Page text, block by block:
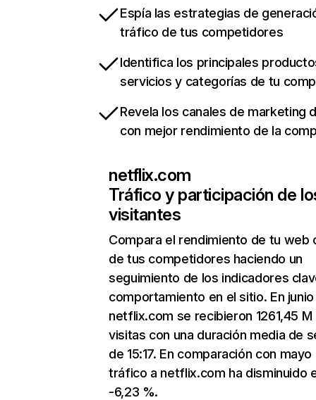
Espía las estrategias de
tráfico de tus competidores
Identifica los principales
servicios y categorías de tu
Revela los canales de marketing
con mejor rendimiento de la
netflix.com
Tráfico y participación de
visitantes
Compara el rendimiento de tu web
de tus competidores haciendo un
seguimiento de los indicadores
comportamiento en el sitio. En junio
netflix.com se recibieron 1261,45 M
visitas con una duración media de
de 15:17. En comparación con mayo
tráfico a netflix.com ha disminuido
-6,23 %.